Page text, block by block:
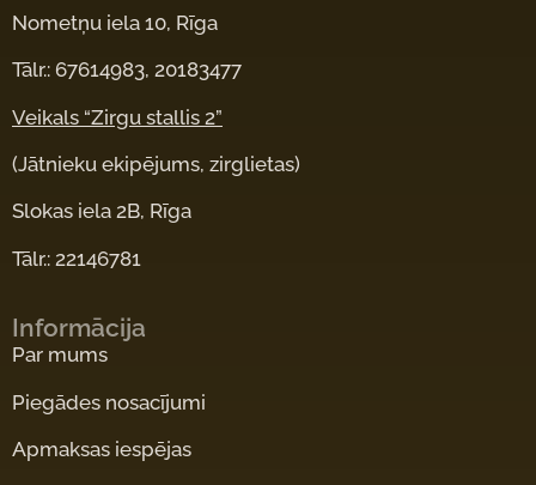
Nometņu iela 10, Rīga
Tālr.: 67614983, 20183477
Veikals “Zirgu stallis 2”
(Jātnieku ekipējums, zirglietas)
Slokas iela 2B, Rīga
Tālr.: 22146781
Informācija
Par mums
Piegādes nosacījumi
Apmaksas iespējas